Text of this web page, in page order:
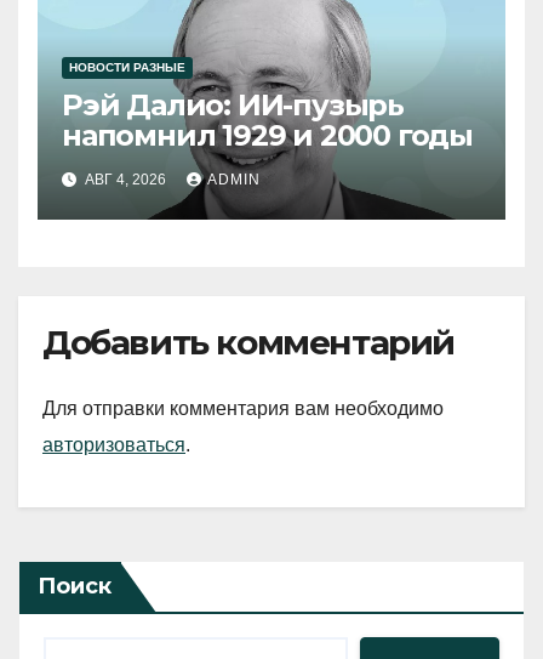
НОВОСТИ РАЗНЫЕ
Рэй Далио: ИИ-пузырь
напомнил 1929 и 2000 годы
АВГ 4, 2026 ADMIN
Добавить комментарий
Для отправки комментария вам необходимо
авторизоваться.
Поиск